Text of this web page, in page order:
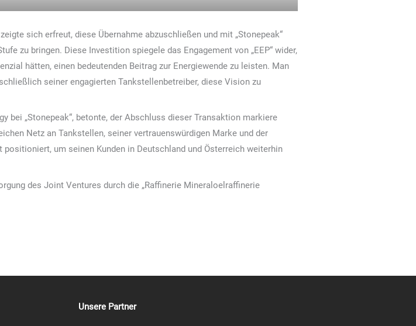
sich erfreut, diese Übernahme abzuschließen und mit „Stonepeak“
zu bringen. Diese Investition spiegele das Engagement von „EEP“ wider,
hätten, einen bedeutenden Beitrag zur Energiewende zu leisten. Man
seiner engagierten Tankstellenbetreiber, diese Vision zu
bei „Stonepeak“, betonte, der Abschluss dieser Transaktion markiere
Netz an Tankstellen, seiner vertrauenswürdigen Marke und der
positioniert, um seinen Kunden in Deutschland und Österreich weiterhin
des Joint Ventures durch die „Raffinerie Mineraloelraffinerie
Unsere Partner